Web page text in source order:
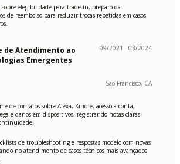
elegibilidade para trade-in, preparo da
de reembolso para reduzir trocas repetidas em casos
de Atendimento ao
Emergentes
09/2021 - 03/2024
São Francisco, CA
de contatos sobre Alexa, Kindle, acesso à conta,
e danos em dispositivos, registrando notas claras
de troubleshooting e respostas modelo com novas
no atendimento de casos técnicos mais avançados